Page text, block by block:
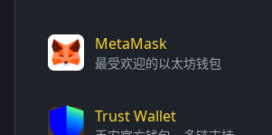
MetaMask
最受欢迎的以太坊钱包
Trust Wallet